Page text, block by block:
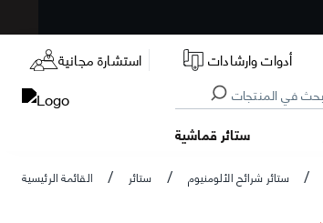
استشارة مجانية أدوات وارشادات
ستائر قماشية
القائمة الرئيسية / ستائر / ستائر شرائح الألومنيوم /